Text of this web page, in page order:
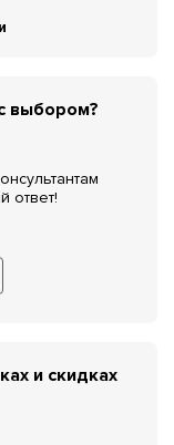
выбором?
ответ!
и скидках